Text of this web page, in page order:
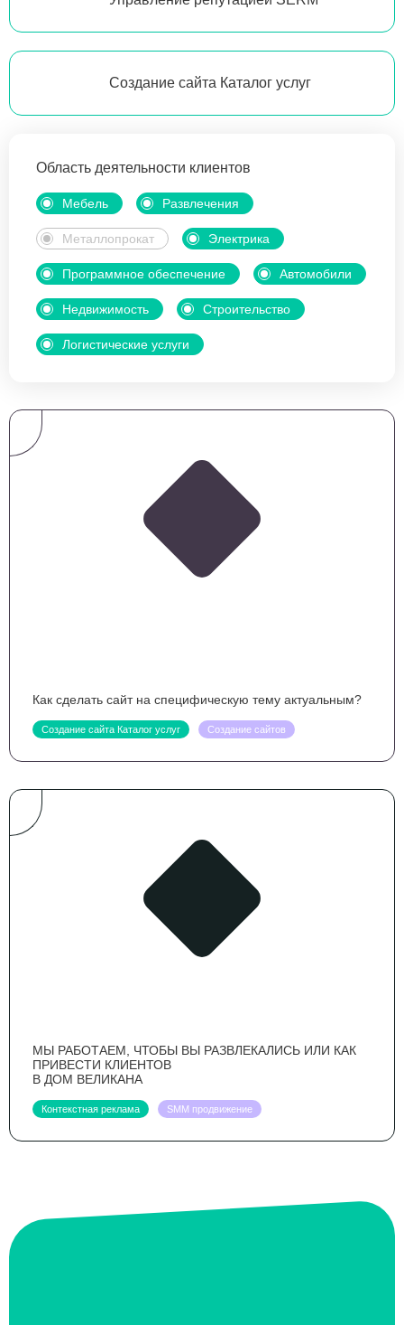
Создание сайта Каталог услуг
Область деятельности клиентов
Мебель Развлечения
Металлопрокат Электрика
Программное обеспечение Автомобили
Недвижимость Строительство
Логистические услуги
Как сделать сайт на специфическую тему актуальным?
Создание сайта Каталог услуг Создание сайтов
МЫ РАБОТАЕМ, ЧТОБЫ ВЫ РАЗВЛЕКАЛИСЬ ИЛИ КАК
ПРИВЕСТИ КЛИЕНТОВ
В ДОМ ВЕЛИКАНА
Контекстная реклама SMM продвижение